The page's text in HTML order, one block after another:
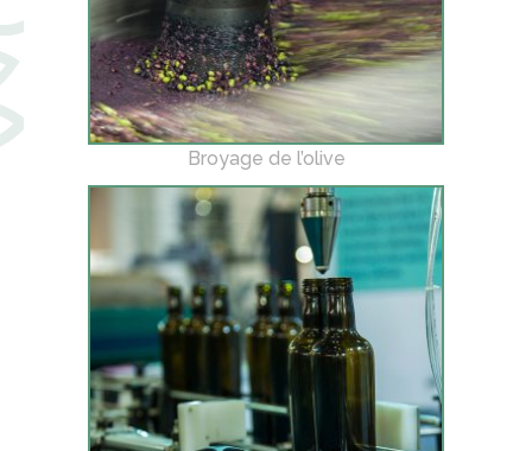
Broyage de l’olive